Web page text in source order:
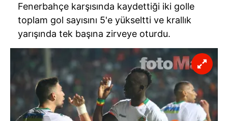
Fenerbahçe karşısında kaydettiği iki golle
toplam gol sayısını 5'e yükseltti ve krallık
yarışında tek başına zirveye oturdu.